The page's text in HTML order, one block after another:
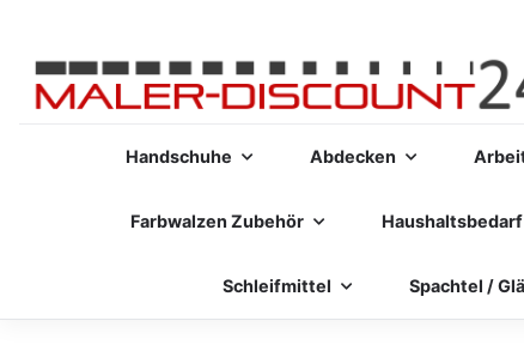
Handschuhe Abdecken
Farbwalzen Zubehör Haushaltsbedarf
Schleifmittel Spachtel /